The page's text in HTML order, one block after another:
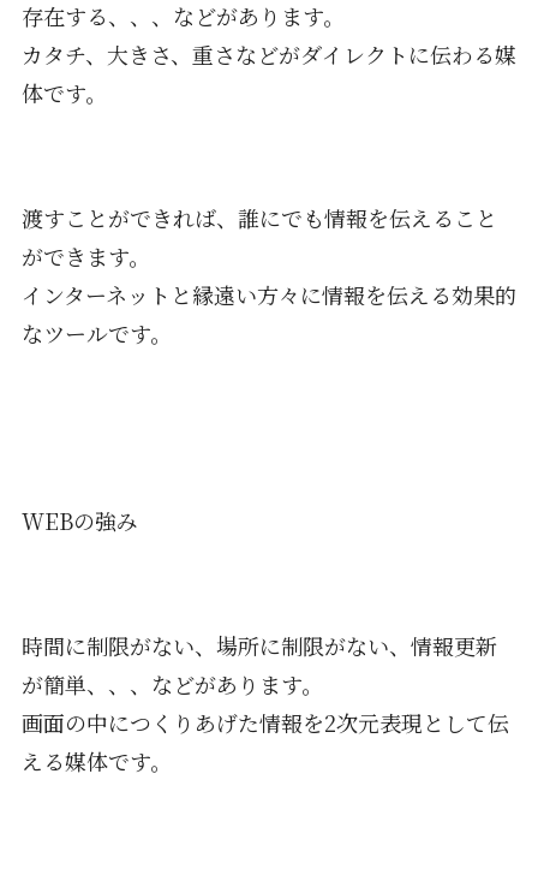
存在する、、、などがあります。
カタチ、大きさ、重さなどがダイレクトに伝わる媒
体です。
渡すことができれば、誰にでも情報を伝えること
ができます。
インターネットと縁遠い方々に情報を伝える効果的
なツールです。
WEBの強み
時間に制限がない、場所に制限がない、情報更新
が簡単、、、などがあります。
画面の中につくりあげた情報を2次元表現として伝
える媒体です。